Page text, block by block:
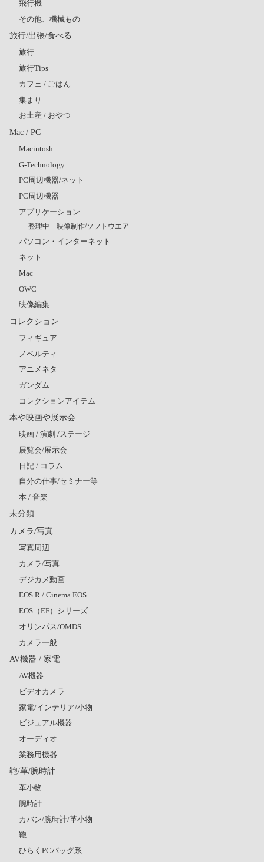
飛行機
その他、機械もの
旅行/出張/食べる
旅行
旅行Tips
カフェ / ごはん
集まり
お土産 / おやつ
Mac / PC
Macintosh
G-Technology
PC周辺機器/ネット
PC周辺機器
アプリケーション
整理中 映像制作/ソフトウエア
パソコン・インターネット
ネット
Mac
OWC
映像編集
コレクション
フィギュア
ノベルティ
アニメネタ
ガンダム
コレクションアイテム
本や映画や展示会
映画 / 演劇 /ステージ
展覧会/展示会
日記 / コラム
自分の仕事/セミナー等
本 / 音楽
未分類
カメラ/写真
写真周辺
カメラ/写真
デジカメ動画
EOS R / Cinema EOS
EOS（EF）シリーズ
オリンパス/OMDS
カメラ一般
AV機器 / 家電
AV機器
ビデオカメラ
家電/インテリア/小物
ビジュアル機器
オーディオ
業務用機器
鞄/革/腕時計
革小物
腕時計
カバン/腕時計/革小物
鞄
ひらくPCバッグ系